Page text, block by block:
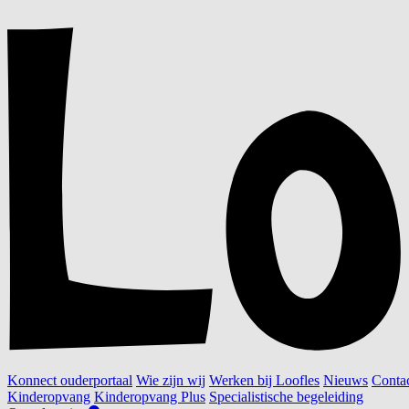
Konnect ouderportaal Wie zijn wij Werken bij Loofles Nieuws
Kinderopvang Kinderopvang Plus Specialistische begeleiding